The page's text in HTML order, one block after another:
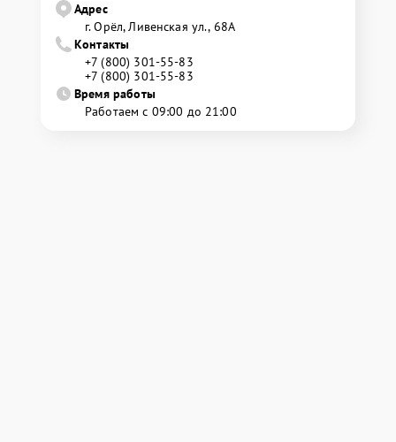
Адрес
г. Орёл, Ливенская ул., 68А
Контакты
+7 (800) 301-55-83
+7 (800) 301-55-83
Время работы
Работаем с 09:00 до 21:00